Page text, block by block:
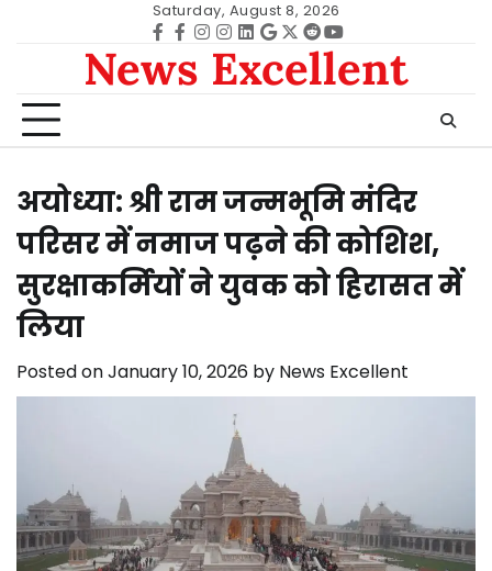
Saturday, August 8, 2026
Facebook
facebook
Instagram
instagram
Linkedin
google
Twitter
redditYoutube
News Excellent
अयोध्या: श्री राम जन्मभूमि मंदिर
परिसर में नमाज पढ़ने की कोशिश,
सुरक्षाकर्मियों ने युवक को हिरासत में
लिया
Posted onJanuary 10, 2026 by News Excellent